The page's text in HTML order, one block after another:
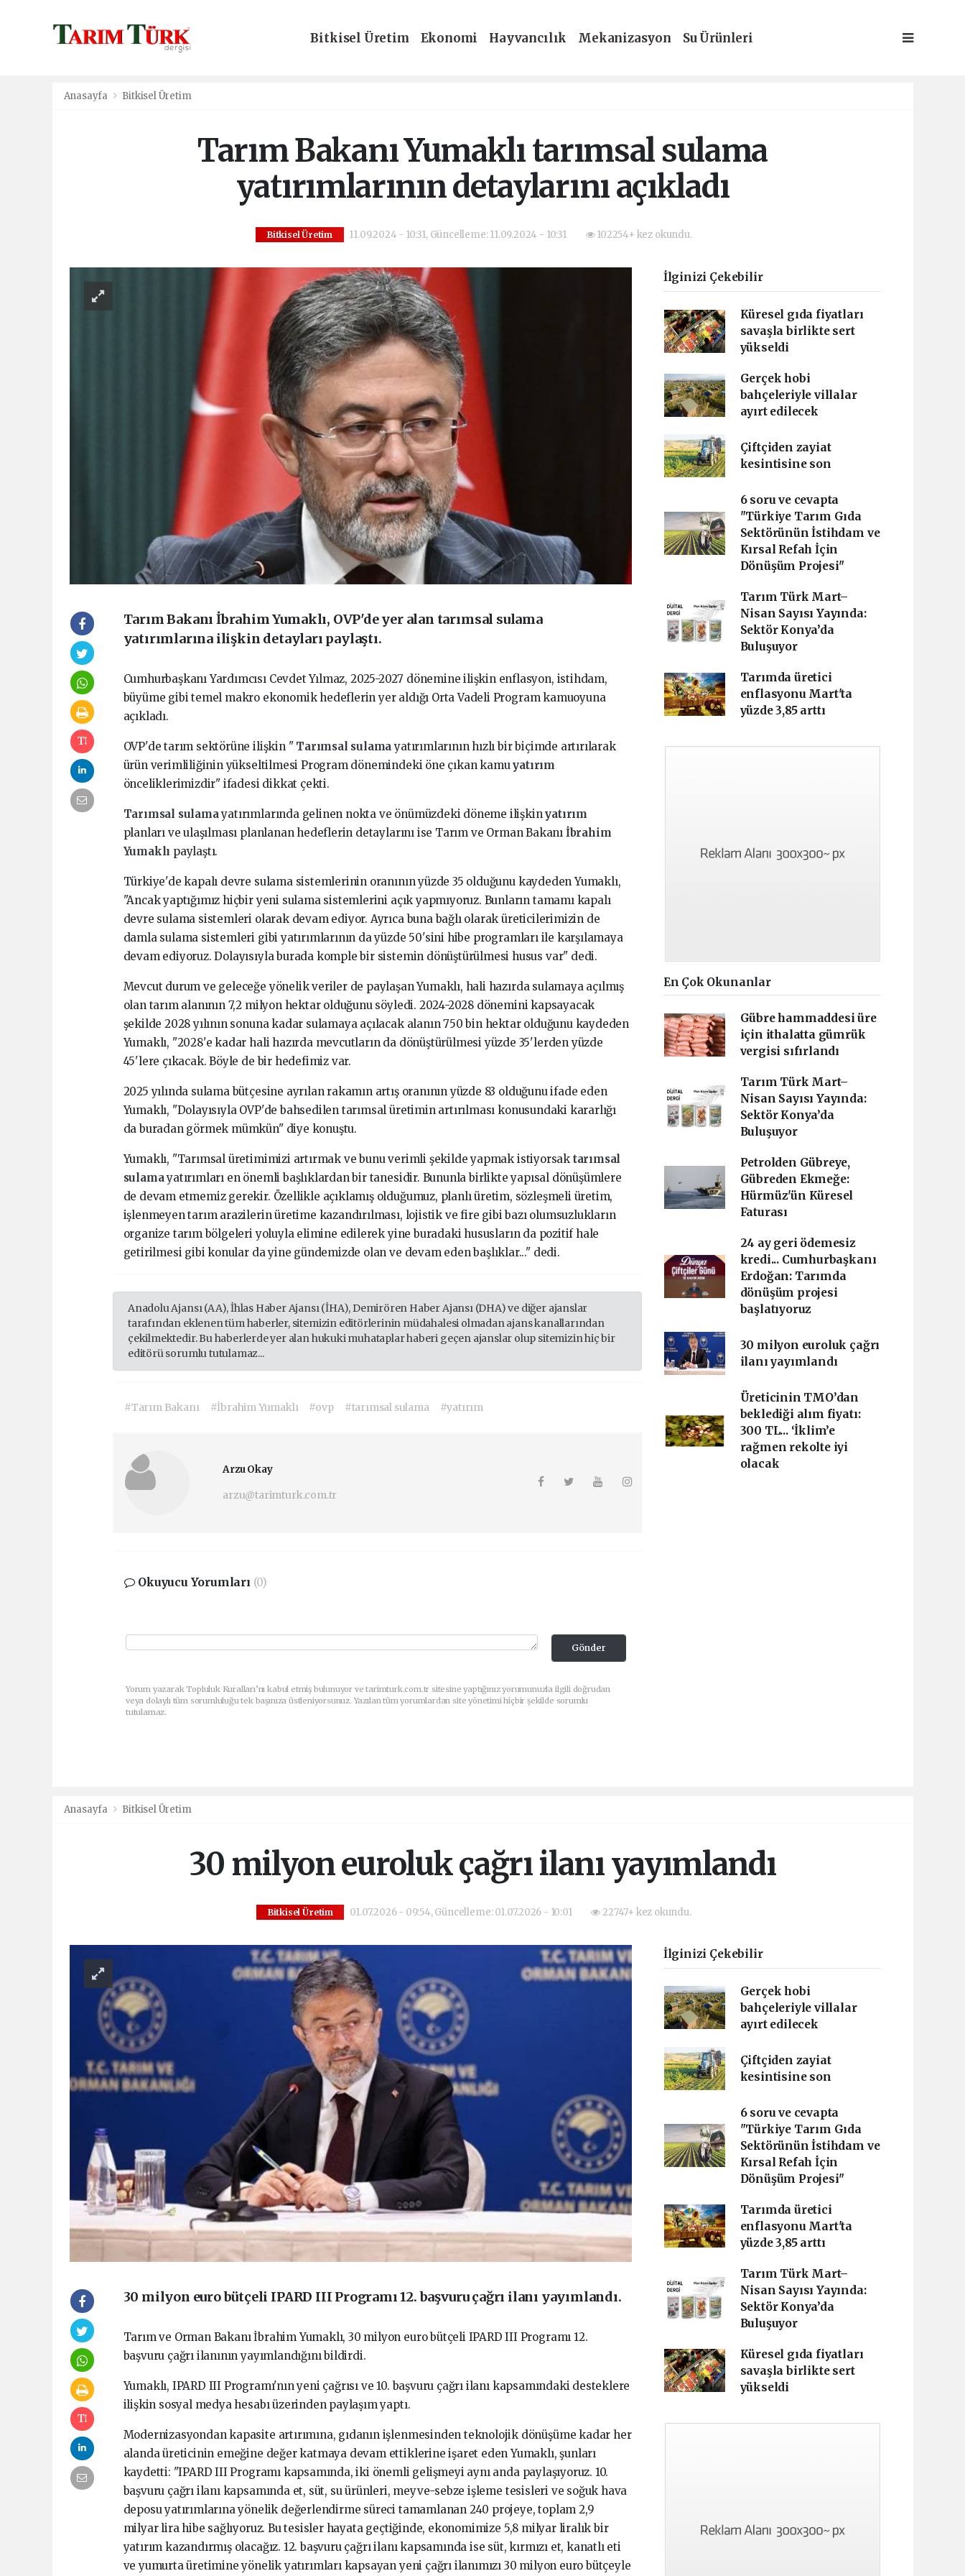
Bitkisel Üretim Ekonomi Hayvancılık Mekanizasyon
Su Ürünleri
Anasayfa Bitkisel Üretim
Tarım Bakanı Yumaklı tarımsal sulama
yatırımlarının detaylarını açıkladı
Bitkisel Üretim 11.09.2024 - 10:31, Güncelleme: 11.09.2024 - 10:31 102254+ kez okundu.
Tarım Bakanı İbrahim Yumaklı, OVP'de yer alan tarımsal sulama
yatırımlarına ilişkin detayları paylaştı.
Cumhurbaşkanı Yardımcısı Cevdet Yılmaz, 2025-2027 dönemine ilişkin enflasyon, istihdam,
büyüme gibi temel makro ekonomik hedeflerin yer aldığı Orta Vadeli Program kamuoyuna
açıkladı.
OVP'de tarım sektörüne ilişkin " Tarımsal sulamayatırımlarının hızlı bir biçimde artırılarak
ürün verimliliğinin yükseltilmesi Program dönemindeki öne çıkan kamuyatırım
önceliklerimizdir" ifadesi dikkat çekti.
Tarımsal sulamayatırımlarında gelinen nokta ve önümüzdeki döneme ilişkinyatırım
planları ve ulaşılması planlanan hedeflerin detaylarını ise Tarım ve Orman Bakanı İbrahim
Yumaklı paylaştı.
Türkiye'de kapalı devre sulama sistemlerinin oranının yüzde 35 olduğunu kaydeden Yumaklı,
"Ancak yaptığımız hiçbir yeni sulama sistemlerini açık yapmıyoruz. Bunların tamamı kapalı
devre sulama sistemleri olarak devam ediyor. Ayrıca buna bağlı olarak üreticilerimizin de
damla sulama sistemleri gibi yatırımlarının da yüzde 50'sini hibe programları ile karşılamaya
devam ediyoruz. Dolayısıyla burada komple bir sistemin dönüştürülmesi husus var" dedi.
Mevcut durum ve geleceğe yönelik veriler de paylaşan Yumaklı, hali hazırda sulamaya açılmış
olan tarım alanının 7,2 milyon hektar olduğunu söyledi. 2024-2028 dönemini kapsayacak
şekilde 2028 yılının sonuna kadar sulamaya açılacak alanın 750 bin hektar olduğunu kaydeden
Yumaklı, "2028'e kadar hali hazırda mevcutların da dönüştürülmesi yüzde 35'lerden yüzde
45'lere çıkacak. Böyle de bir hedefimiz var.
2025 yılında sulama bütçesine ayrılan rakamın artış oranının yüzde 83 olduğunu ifade eden
Yumaklı, "Dolayısıyla OVP'de bahsedilen tarımsal üretimin artırılması konusundaki kararlığı
da buradan görmek mümkün" diye konuştu.
Yumaklı, "Tarımsal üretimimizi artırmak ve bunu verimli şekilde yapmak istiyorsak tarımsal
sulamayatırımları en önemli başlıklardan bir tanesidir. Bununla birlikte yapısal dönüşümlere
de devam etmemiz gerekir. Özellikle açıklamış olduğumuz, planlı üretim, sözleşmeli üretim,
işlenmeyen tarım arazilerin üretime kazandırılması, lojistik ve fire gibi bazı olumsuzlukların
organize tarım bölgeleri yoluyla elimine edilerek yine buradaki hususların da pozitif hale
getirilmesi gibi konular da yine gündemizde olan ve devam eden başlıklar..." dedi.
Anadolu Ajansı (AA), İhlas Haber Ajansı (İHA), Demirören Haber Ajansı (DHA) ve diğer ajanslar
tarafından eklenen tüm haberler, sitemizin editörlerinin müdahalesi olmadan ajans kanallarından
çekilmektedir. Bu haberlerde yer alan hukuki muhataplar haberi geçen ajanslar olup sitemizin hiç bir
editörü sorumlu tutulamaz...
#Tarım Bakanı #İbrahim Yumaklı #ovp #tarımsal sulama #yatırım
Arzu Okay
arzu@tarimturk.com.tr
Okuyucu Yorumları (0)
Gönder
Yorum yazarak Topluluk Kuralları’nı kabul etmiş bulunuyor ve tarimturk.com.tr sitesine yaptığınız yorumunuzla ilgili doğrudan
veya dolaylı tüm sorumluluğu tek başınıza üstleniyorsunuz. Yazılan tüm yorumlardan site yönetimi hiçbir şekilde sorumlu
tutulamaz.
İlginizi Çekebilir
Küresel gıda fiyatları
savaşla birlikte sert
yükseldi
Gerçek hobi
bahçeleriyle villalar
ayırt edilecek
Çiftçiden zayiat
kesintisine son
6 soru ve cevapta
"Türkiye Tarım Gıda
Sektörünün İstihdam ve
Kırsal Refah İçin
Dönüşüm Projesi"
Tarım Türk Mart–
Nisan Sayısı Yayında:
Sektör Konya’da
Buluşuyor
Tarımda üretici
enflasyonu Mart'ta
yüzde 3,85 arttı
En Çok Okunanlar
Gübre hammaddesi üre
için ithalatta gümrük
vergisi sıfırlandı
Tarım Türk Mart–
Nisan Sayısı Yayında:
Sektör Konya’da
Buluşuyor
Petrolden Gübreye,
Gübreden Ekmeğe:
Hürmüz'ün Küresel
Faturası
24 ay geri ödemesiz
kredi... Cumhurbaşkanı
Erdoğan: Tarımda
dönüşüm projesi
başlatıyoruz
30 milyon euroluk çağrı
ilanı yayımlandı
Üreticinin TMO’dan
beklediği alım fiyatı:
300 TL... ‘İklim’e
rağmen rekolte iyi
olacak
Anasayfa Bitkisel Üretim
30 milyon euroluk çağrı ilanı yayımlandı
Bitkisel Üretim 01.07.2026 - 09:54, Güncelleme: 01.07.2026 - 10:01 22747+ kez okundu.
30 milyon euro bütçeli IPARD III Programı 12. başvuru çağrı ilanı yayımlandı.
Tarım ve Orman Bakanı İbrahim Yumaklı, 30 milyon euro bütçeli IPARD III Programı 12.
başvuru çağrı ilanının yayımlandığını bildirdi.
Yumaklı, IPARD III Programı'nın yeni çağrısı ve 10. başvuru çağrı ilanı kapsamındaki desteklere
ilişkin sosyal medya hesabı üzerinden paylaşım yaptı.
Modernizasyondan kapasite artırımına, gıdanın işlenmesinden teknolojik dönüşüme kadar her
alanda üreticinin emeğine değer katmaya devam ettiklerine işaret eden Yumaklı, şunları
kaydetti: "IPARD III Programı kapsamında, iki önemli gelişmeyi aynı anda paylaşıyoruz. 10.
başvuru çağrı ilanı kapsamında et, süt, su ürünleri, meyve-sebze işleme tesisleri ve soğuk hava
deposu yatırımlarına yönelik değerlendirme süreci tamamlanan 240 projeye, toplam 2,9
milyar lira hibe sağlıyoruz. Bu tesisler hayata geçtiğinde, ekonomimize 5,8 milyar liralık bir
yatırım kazandırmış olacağız. 12. başvuru çağrı ilanı kapsamında ise süt, kırmızı et, kanatlı eti
ve yumurta üretimine yönelik yatırımları kapsayan yeni çağrı ilanımızı 30 milyon euro bütçeyle
İlginizi Çekebilir
Gerçek hobi
bahçeleriyle villalar
ayırt edilecek
Çiftçiden zayiat
kesintisine son
6 soru ve cevapta
"Türkiye Tarım Gıda
Sektörünün İstihdam ve
Kırsal Refah İçin
Dönüşüm Projesi"
Tarımda üretici
enflasyonu Mart'ta
yüzde 3,85 arttı
Tarım Türk Mart–
Nisan Sayısı Yayında:
Sektör Konya’da
Buluşuyor
Küresel gıda fiyatları
savaşla birlikte sert
yükseldi